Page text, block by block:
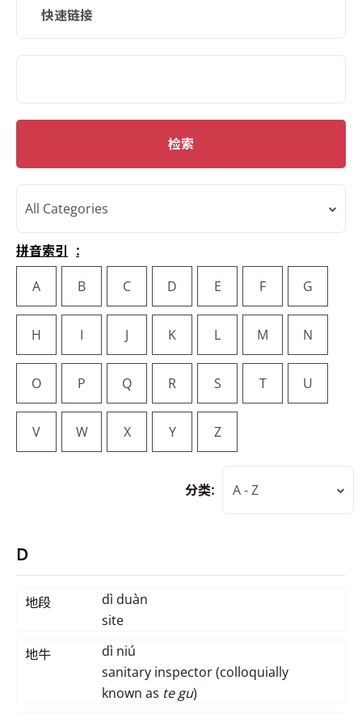
快速链接
检索
All Categories
拼音索引
A
B C D E F G
H I J K L M N
O P Q R S T U
V W X Y Z
分类: A - Z
D
地段
dì duàn
site
地牛
dì niú
sanitary inspector (colloquially
known as te gu)